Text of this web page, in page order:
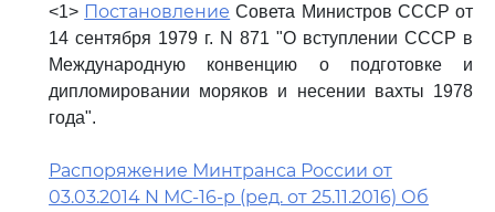
<1> Постановление Совета Министров СССР от
14 сентября 1979 г. N 871 "О вступлении СССР в
Международную конвенцию о подготовке и
дипломировании моряков и несении вахты 1978
года".
Распоряжение Минтранса России от
03.03.2014 N МС-16-р (ред. от 25.11.2016) Об